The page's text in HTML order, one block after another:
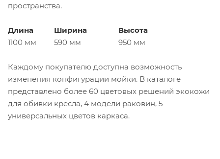
пространства.
Длина Ширина
Высота
1100 мм
590 мм 950 мм
Каждому покупателю доступна возможность
изменения конфигурации мойки. В каталоге
представлено более 60 цветовых решений экокожи
для обивки кресла, 4 модели раковин, 5
универсальных цветов каркаса.